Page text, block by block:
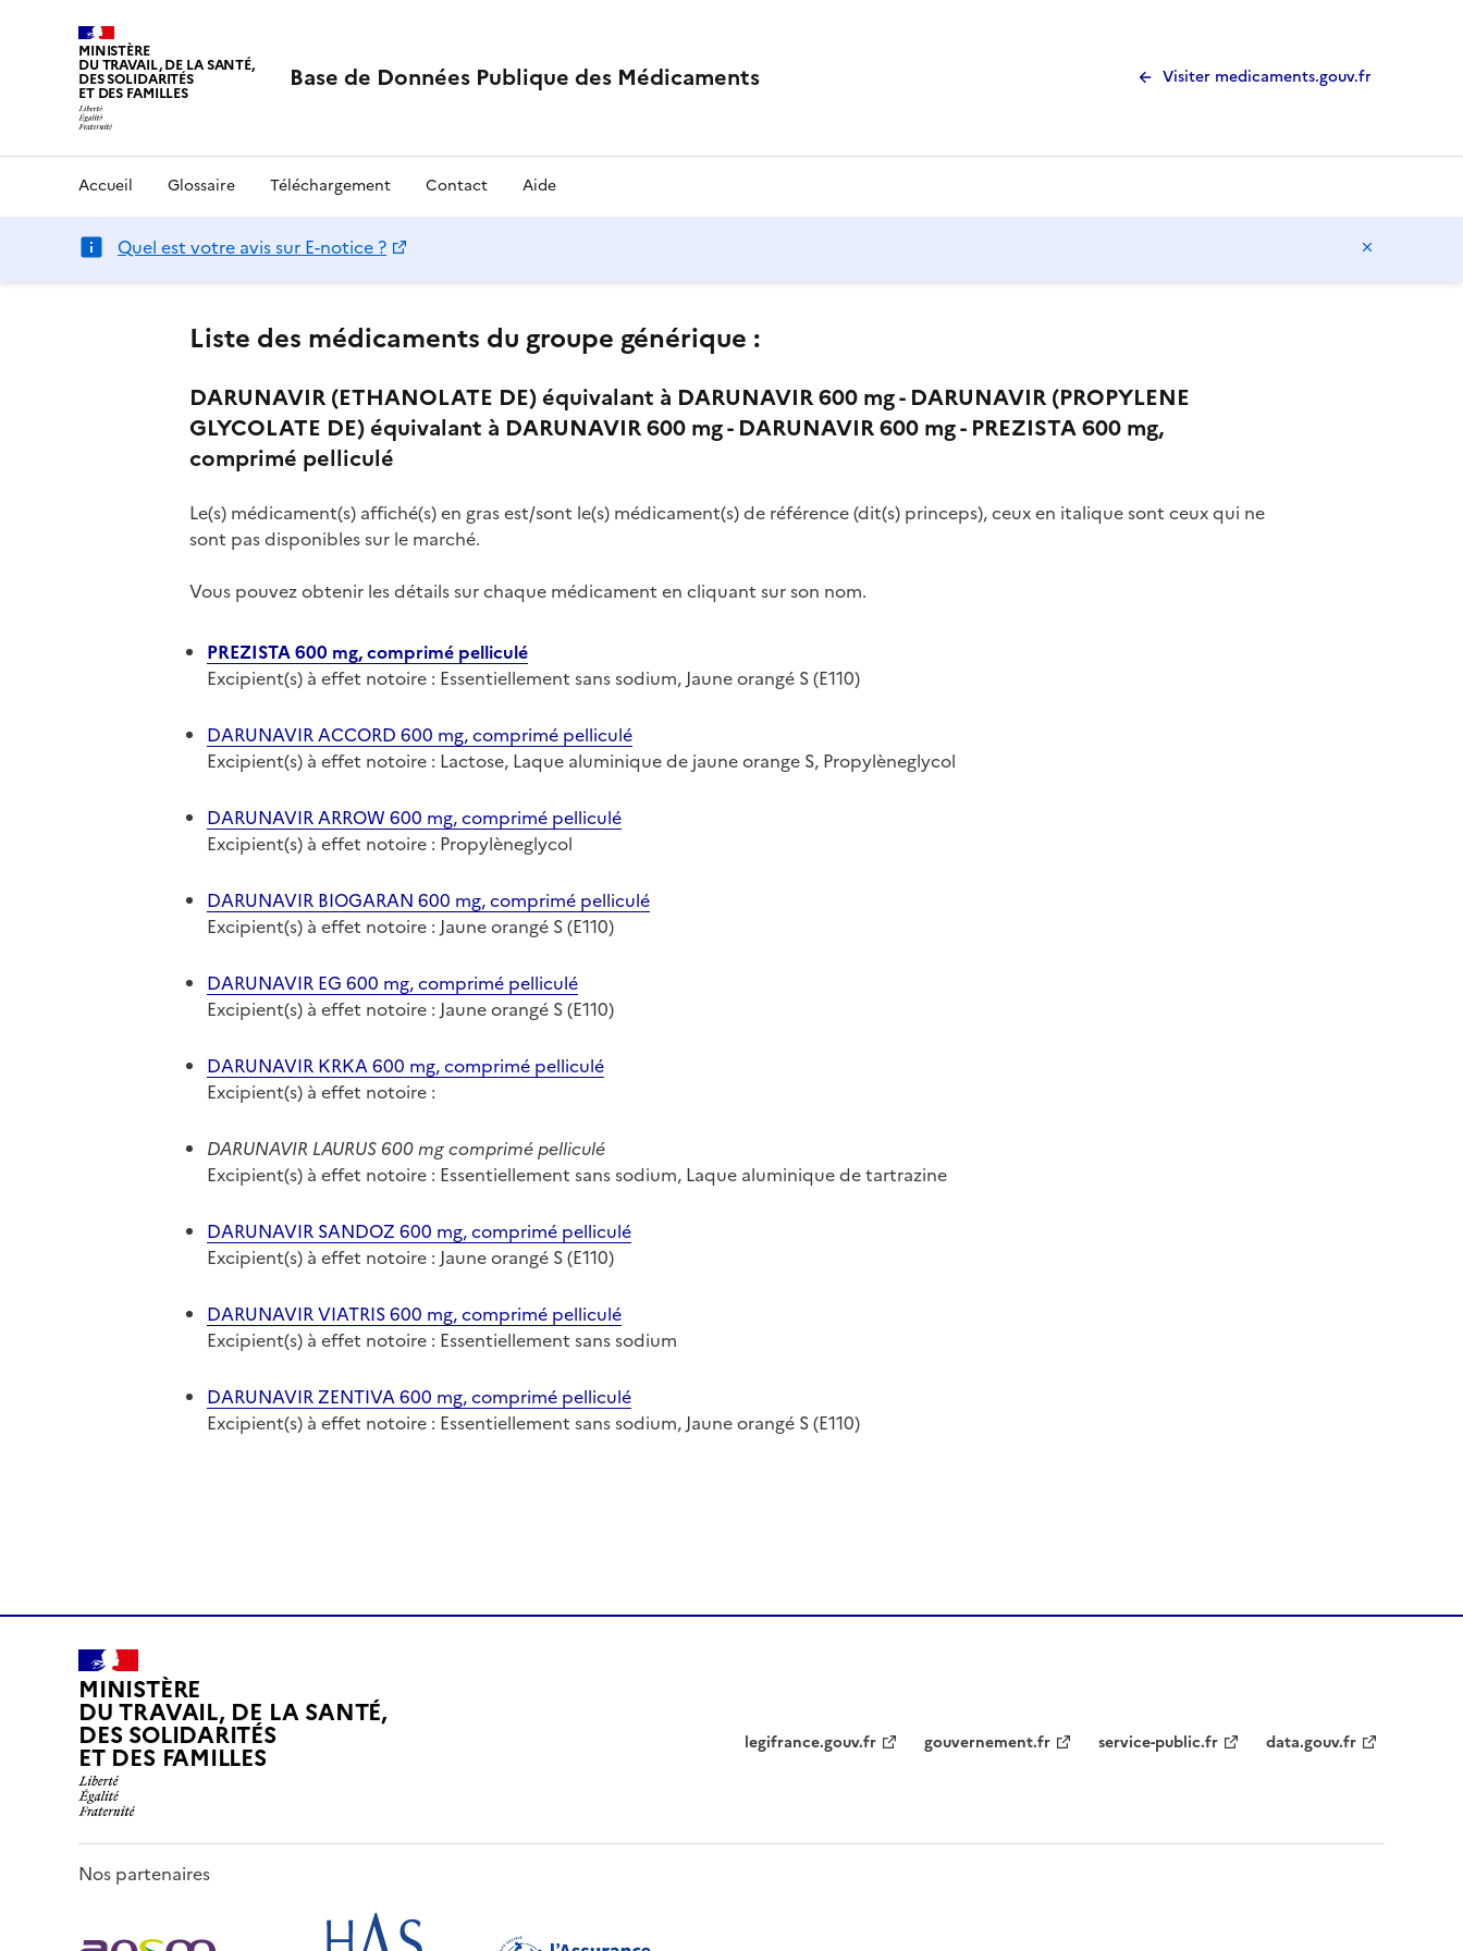
MINISTÈRE
DU TRAVAIL, DE LA SANTÉ,
DES SOLIDARITÉS
ET DES FAMILLES Base de Données Publique des Médicaments Visiter medicaments.gouv.fr
Accueil Glossaire Téléchargement Contact Aide
Quel est votre avis sur E-notice ?
Liste des médicaments du groupe générique :
DARUNAVIR (ETHANOLATE DE) équivalant à DARUNAVIR 600 mg - DARUNAVIR (PROPYLENE
GLYCOLATE DE) équivalant à DARUNAVIR 600 mg - DARUNAVIR 600 mg - PREZISTA 600 mg,
comprimé pelliculé
Le(s) médicament(s) affiché(s) en gras est/sont le(s) médicament(s) de référence (dit(s) princeps), ceux en italique sont ceux qui ne
sont pas disponibles sur le marché.
Vous pouvez obtenir les détails sur chaque médicament en cliquant sur son nom.
PREZISTA 600 mg, comprimé pelliculé
Excipient(s) à effet notoire : Essentiellement sans sodium, Jaune orangé S (E110)
DARUNAVIR ACCORD 600 mg, comprimé pelliculé
Excipient(s) à effet notoire : Lactose, Laque aluminique de jaune orange S, Propylèneglycol
DARUNAVIR ARROW 600 mg, comprimé pelliculé
Excipient(s) à effet notoire : Propylèneglycol
DARUNAVIR BIOGARAN 600 mg, comprimé pelliculé
Excipient(s) à effet notoire : Jaune orangé S (E110)
DARUNAVIR EG 600 mg, comprimé pelliculé
Excipient(s) à effet notoire : Jaune orangé S (E110)
DARUNAVIR KRKA 600 mg, comprimé pelliculé
Excipient(s) à effet notoire :
DARUNAVIR LAURUS 600 mg comprimé pelliculé
Excipient(s) à effet notoire : Essentiellement sans sodium, Laque aluminique de tartrazine
DARUNAVIR SANDOZ 600 mg, comprimé pelliculé
Excipient(s) à effet notoire : Jaune orangé S (E110)
DARUNAVIR VIATRIS 600 mg, comprimé pelliculé
Excipient(s) à effet notoire : Essentiellement sans sodium
DARUNAVIR ZENTIVA 600 mg, comprimé pelliculé
Excipient(s) à effet notoire : Essentiellement sans sodium, Jaune orangé S (E110)
MINISTÈRE
DU TRAVAIL, DE LA SANTÉ,
DES SOLIDARITÉS
ET DES FAMILLES legifrance.gouv.fr gouvernement.fr service-public.fr data.gouv.fr
Nos partenaires